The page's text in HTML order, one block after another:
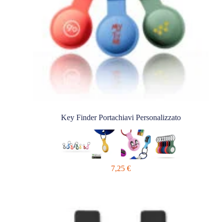
Key Finder Portachiavi Personalizzato
7,25 €